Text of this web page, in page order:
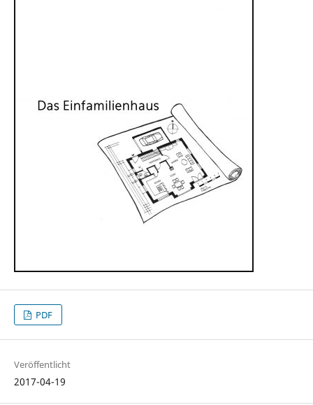
PDF
Veröffentlicht
2017-04-19